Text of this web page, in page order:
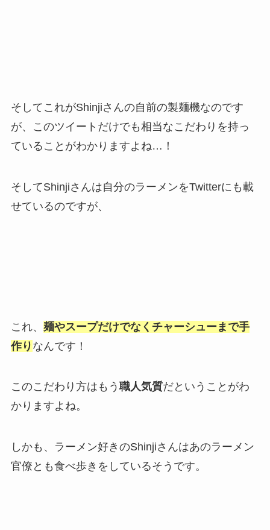
そしてこれがShinjiさんの自前の製麺機なのです
が、このツイートだけでも相当なこだわりを持っ
ていることがわかりますよね…！
そしてShinjiさんは自分のラーメンをTwitterにも載
せているのですが、
これ、 麺やスープだけでなくチャーシューまで手
作り なんです！
このこだわり方はもう 職人気質だということがわ
かりますよね。
しかも、ラーメン好きのShinjiさんはあのラーメン
官僚とも食べ歩きをしているそうです。